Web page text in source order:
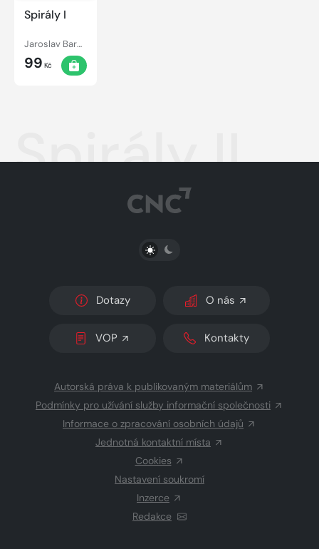
Spirály I
Jaroslav Baron Panexin
99 Kč
Spirály II
PŘEPNOUT SVĚTLÝ/TMAVÝ REŽIM
Dotazy O nás
VOP Kontakty
Autorská práva k publikovaným materiálům
Podmínky pro užívání služby informační společnosti
Informace o zpracování osobních údajů
Jednotná kontaktní místa
Cookies
Nastavení soukromí
Inzerce
Redakce